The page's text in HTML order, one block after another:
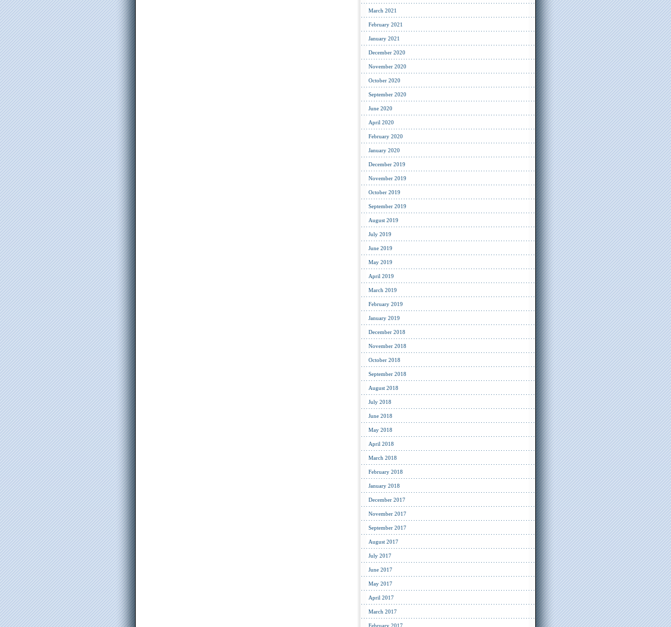
March 2021
February 2021
January 2021
December 2020
November 2020
October 2020
September 2020
June 2020
April 2020
February 2020
January 2020
December 2019
November 2019
October 2019
September 2019
August 2019
July 2019
June 2019
May 2019
April 2019
March 2019
February 2019
January 2019
December 2018
November 2018
October 2018
September 2018
August 2018
July 2018
June 2018
May 2018
April 2018
March 2018
February 2018
January 2018
December 2017
November 2017
September 2017
August 2017
July 2017
June 2017
May 2017
April 2017
March 2017
February 2017